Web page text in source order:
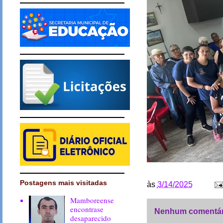
às 3/14/2025
Nenhum
Postagens mais visitadas
Mamboreense
encontrase
desaparecido